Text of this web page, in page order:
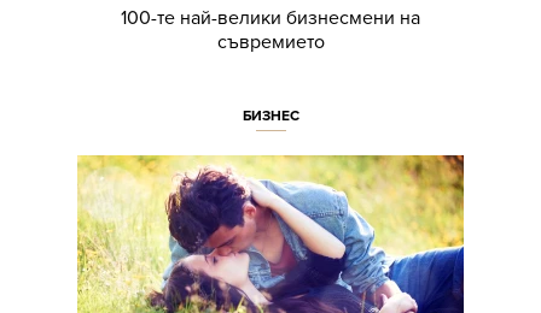
100-те най-велики бизнесмени на
съвремието
БИЗНЕС